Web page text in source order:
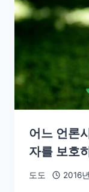
어느 언론
자를 보호
도도 2016